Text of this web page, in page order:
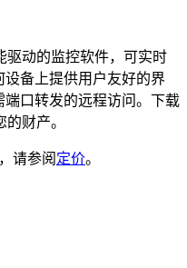
驱动的监控软件，可实时
备上提供用户友好的界
口转发的远程访问。下载
财产。
请参阅 定价。